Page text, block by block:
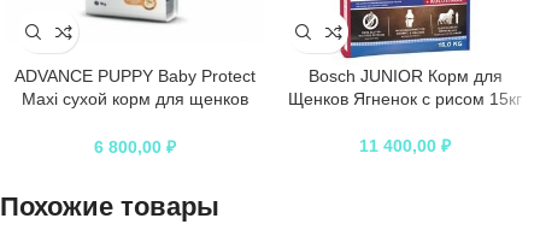
ADVANCE PUPPY Baby Protect
Maxi сухой корм для щенков
6 800,00 ₽
Bosch JUNIOR Корм для
Щенков Ягненок с рисом 15кг
11 400,00 ₽
Похожие товары